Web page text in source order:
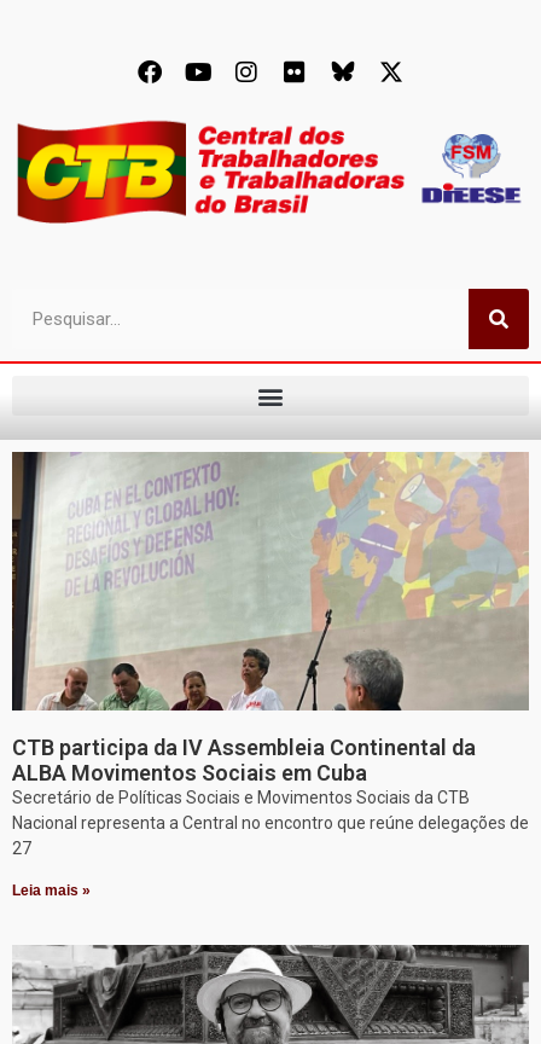
CTB participa da IV Assembleia Continental da
ALBA Movimentos Sociais em Cuba
Secretário de Políticas Sociais e Movimentos Sociais da CTB
Nacional representa a Central no encontro que reúne delegações de
27
Leia mais »